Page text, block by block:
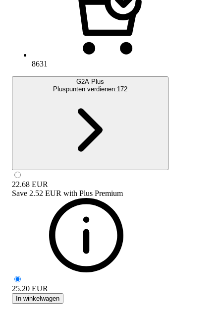
8631
G2A Plus
Pluspunten verdienen:172
22.68 EUR
Save 2.52 EUR with Plus Premium
25.20 EUR
In winkelwagen